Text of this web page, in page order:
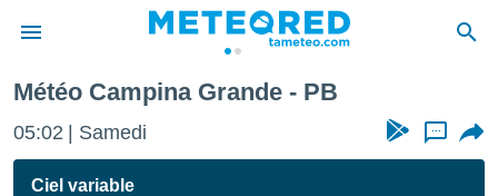
de
Météo Campina Grande - PB
05:02 Samedi ...
Ciel variable